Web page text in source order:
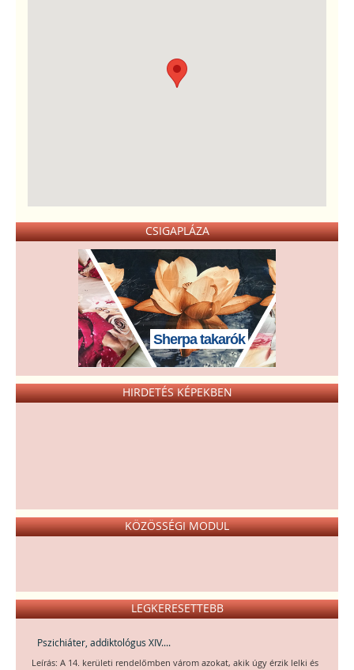
CSIGAPLÁZA
Sherpa takarók
HIRDETÉS KÉPEKBEN
KÖZÖSSÉGI MODUL
LEGKERESETTEBB
Pszichiáter, addiktológus XIV....
Leírás: A 14. kerületi rendelőmben várom azokat, akik úgy érzik lelki és